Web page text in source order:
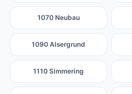
1070 Neubau
1090 Alsergrund
1110 Simmering